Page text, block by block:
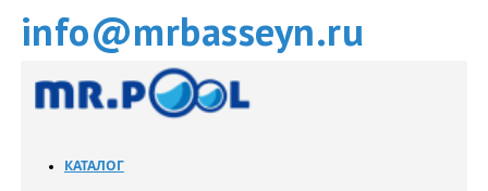
info@mrbasseyn.ru
КАТАЛОГ